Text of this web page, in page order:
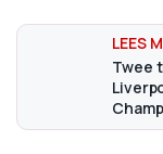
Twee